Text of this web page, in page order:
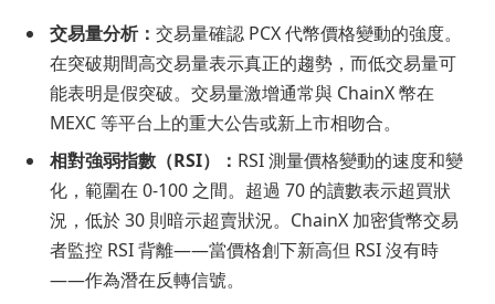
交易量分析： 交易量確認 PCX 代幣價格變動的強度。
在突破期間高交易量表示真正的趨勢，而低交易量可
能表明是假突破。交易量激增通常與 ChainX 幣在
MEXC 等平台上的重大公告或新上市相吻合。
相對強弱指數（RSI）： RSI 測量價格變動的速度和變
化，範圍在 0-100 之間。超過 70 的讀數表示超買狀
況，低於 30 則暗示超賣狀況。ChainX 加密貨幣交易
者監控 RSI 背離——當價格創下新高但 RSI 沒有時
——作為潛在反轉信號。